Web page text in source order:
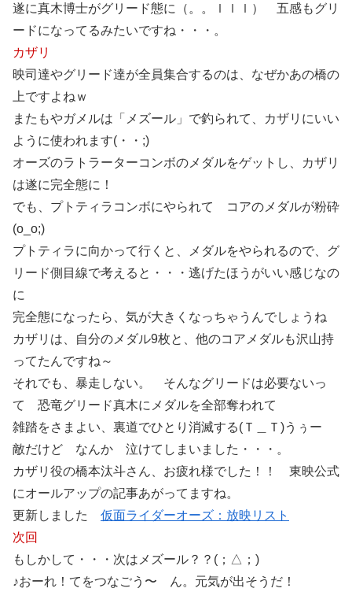
遂に真木博士がグリード態に（。。ｌｌｌ） 五感もグリ
ードになってるみたいですね・・・。
カザリ
映司達やグリード達が全員集合するのは、なぜかあの橋の
上ですよねｗ
またもやガメルは「メズール」で釣られて、カザリにいい
ように使われます(・・;)
オーズのラトラーターコンボのメダルをゲットし、カザリ
は遂に完全態に！
でも、プトティラコンボにやられて コアのメダルが粉砕
(o_o;)
プトティラに向かって行くと、メダルをやられるので、グ
リード側目線で考えると・・・逃げたほうがいい感じなの
に
完全態になったら、気が大きくなっちゃうんでしょうね
カザリは、自分のメダル9枚と、他のコアメダルも沢山持
ってたんですね～
それでも、暴走しない。 そんなグリードは必要ないっ
て 恐竜グリード真木にメダルを全部奪われて
雑踏をさまよい、裏道でひとり消滅する(Ｔ＿Ｔ)うぅー
敵だけど なんか 泣けてしまいました・・・。
カザリ役の橋本汰斗さん、お疲れ様でした！！ 東映公式
にオールアップの記事あがってますね。
更新しました 仮面ライダーオーズ：放映リスト
次回
もしかして・・・次はメズール？？(；△；)
♪おーれ！てをつなごう〜 ん。元気が出そうだ！